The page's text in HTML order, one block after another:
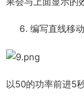
编写直线移动
以50的功率前进5